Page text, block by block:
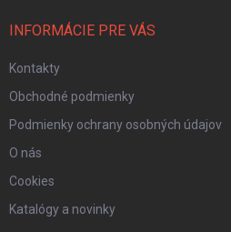
INFORMÁCIE PRE VÁS
Kontakty
Obchodné podmienky
Podmienky ochrany osobných údajov
O nás
Cookies
Katalógy a novinky